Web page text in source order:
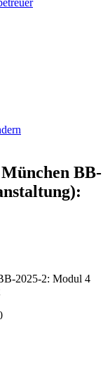
BB-
2025-2: Modul 4